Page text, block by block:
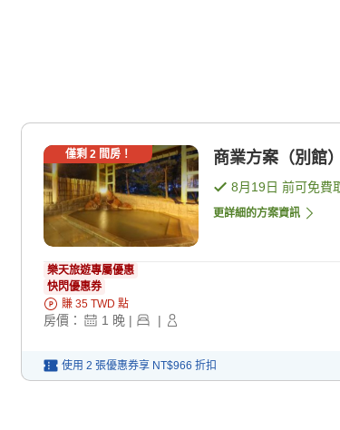
僅剩 2間房！ 商業方案（別館
8月19日 前可免費
更詳細的方案資訊
樂天旅遊專屬優惠
快閃優惠券
賺 35 TWD 點
房價： 1 晚 | |
使用 2 張優惠券享 NT$966 折扣